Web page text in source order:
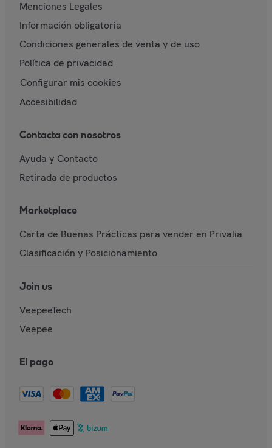
Menciones Legales
Información obligatoria
Condiciones generales de venta y de uso
Política de privacidad
Configurar mis cookies
Accesibilidad
Contacta con nosotros
Ayuda y Contacto
Retirada de productos
Marketplace
Carta de Buenas Prácticas para vender en Privalia
Clasificación y Posicionamiento
Join us
VeepeeTech
Veepee
El pago